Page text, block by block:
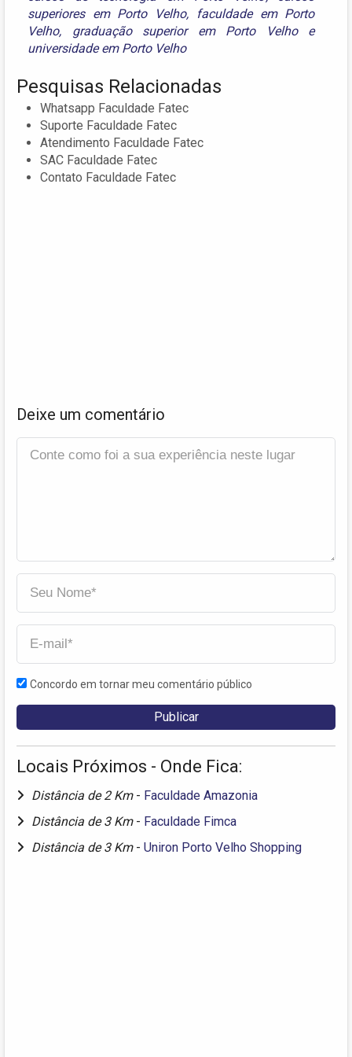
superiores em Porto Velho,
faculdade em Porto
Velho, graduação superior em Porto Velhoe
universidade em Porto Velho
Pesquisas Relacionadas
Whatsapp Faculdade Fatec
Suporte Faculdade Fatec
Atendimento Faculdade Fatec
SAC Faculdade Fatec
Contato Faculdade Fatec
Deixe um comentário
Concordo em tornar meu comentário público
Locais Próximos - Onde Fica:
Distância de 2 Km - Faculdade Amazonia
Distância de 3 Km - Faculdade Fimca
Distância de 3 Km - Uniron Porto Velho Shopping